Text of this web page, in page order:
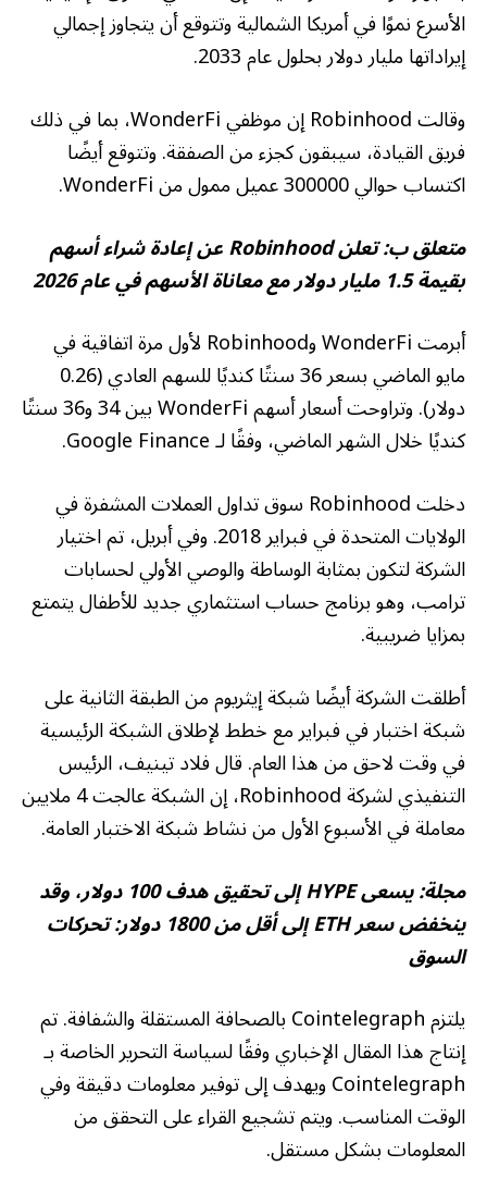
الأسرع نموًا في أمريكا الشمالية وتتوقع أن يتجاوز إجمالي
إيراداتها مليار دولار بحلول عام 2033.
وقالت Robinhood إن موظفي WonderFi، بما في ذلك
فريق القيادة، سيبقون كجزء من الصفقة. وتتوقع أيضًا
اكتساب حوالي 300000 عميل ممول من WonderFi.
متعلق ب:
تعلن Robinhood عن إعادة شراء أسهم
بقيمة 1.5 مليار دولار مع معاناة الأسهم في عام 2026
أبرمت WonderFi وRobinhood لأول مرة اتفاقية في
مايو الماضي بسعر 36 سنتًا كنديًا للسهم العادي (0.26
دولار). وتراوحت أسعار أسهم WonderFi بين 34 و36 سنتًا
كنديًا خلال الشهر الماضي، وفقًا لـ Google Finance.
دخلت Robinhood سوق تداول العملات المشفرة في
الولايات المتحدة في فبراير 2018. وفي أبريل، تم اختيار
الشركة لتكون بمثابة الوساطة والوصي الأولي لحسابات
ترامب، وهو برنامج حساب استثماري جديد للأطفال يتمتع
بمزايا ضريبية.
أطلقت الشركة أيضًا شبكة إيثريوم من الطبقة الثانية على
شبكة اختبار في فبراير مع خطط لإطلاق الشبكة الرئيسية
في وقت لاحق من هذا العام. قال فلاد تينيف، الرئيس
التنفيذي لشركة Robinhood، إن الشبكة عالجت 4 ملايين
معاملة في الأسبوع الأول من نشاط شبكة الاختبار العامة.
مجلة:
يسعى HYPE إلى تحقيق هدف 100 دولار، وقد
ينخفض ​​سعر ETH إلى أقل من 1800 دولار: تحركات
السوق
يلتزم Cointelegraph بالصحافة المستقلة والشفافة. تم
إنتاج هذا المقال الإخباري وفقًا لسياسة التحرير الخاصة بـ
Cointelegraph ويهدف إلى توفير معلومات دقيقة وفي
الوقت المناسب. ويتم تشجيع القراء على التحقق من
المعلومات بشكل مستقل.